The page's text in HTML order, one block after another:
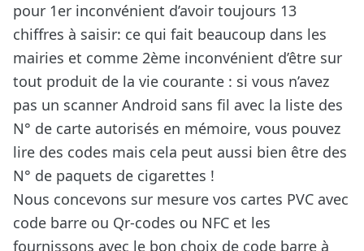
pour 1er inconvénient d’avoir toujours 13
chiffres à saisir: ce qui fait beaucoup dans les
mairies et comme 2ème inconvénient d’être sur
tout produit de la vie courante : si vous n’avez
pas un scanner Android sans fil avec la liste des
N° de carte autorisés en mémoire, vous pouvez
lire des codes mais cela peut aussi bien être des
N° de paquets de cigarettes !
Nous concevons sur mesure vos cartes PVC avec
code barre ou Qr-codes ou NFC et les
fournissons avec le bon choix de code barre à